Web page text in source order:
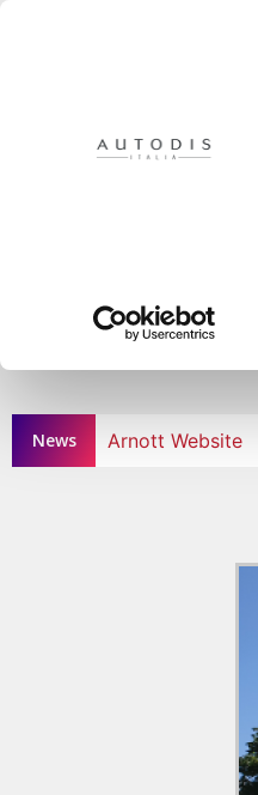
IL PROGETTO
News Arnott Website